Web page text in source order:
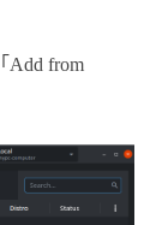
Add from